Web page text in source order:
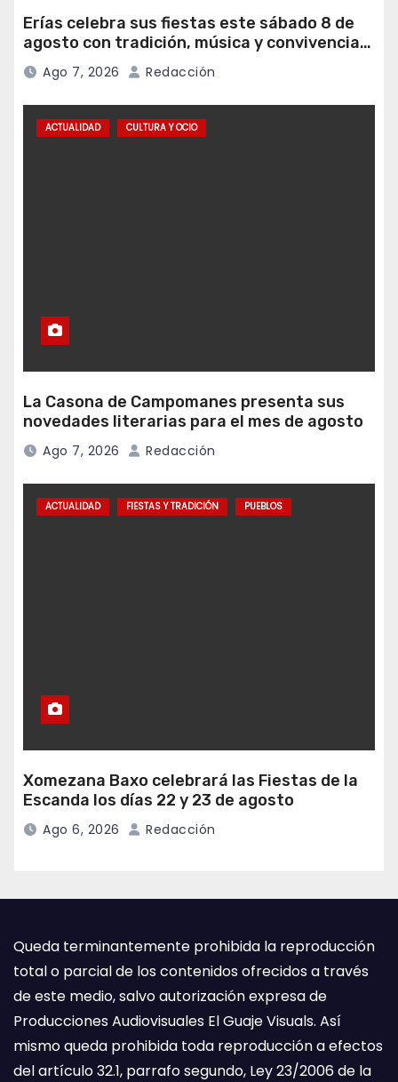
Erías celebra sus fiestas este sábado 8 de
agosto con tradición, música y convivencia
vecinal
Ago 7, 2026 Redacción
ACTUALIDAD CULTURA Y OCIO
La Casona de Campomanes presenta sus
novedades literarias para el mes de agosto
Ago 7, 2026 Redacción
ACTUALIDAD FIESTAS Y TRADICIÓN PUEBLOS
Xomezana Baxo celebrará las Fiestas de la
Escanda los días 22 y 23 de agosto
Ago 6, 2026 Redacción
Queda terminantemente prohibida la reproducción
total o parcial de los contenidos ofrecidos a través
de este medio, salvo autorización expresa de
Producciones Audiovisuales El Guaje Visuals. Así
mismo queda prohibida toda reproducción a efectos
del artículo 32.1, parrafo segundo, Ley 23/2006 de la